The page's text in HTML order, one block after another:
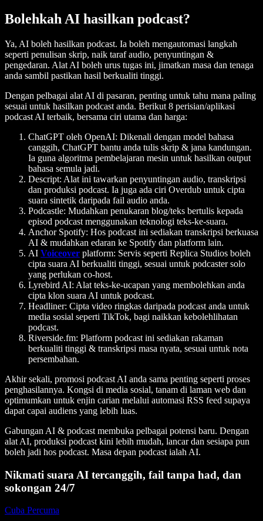
Bolehkah AI hasilkan podcast?
Ya, AI boleh hasilkan podcast. Ia boleh mengautomasi langkah
seperti penulisan skrip, naik taraf audio, penyuntingan &
pengedaran. Alat AI boleh urus tugas ini, jimatkan masa dan tenaga
anda sambil pastikan hasil berkualiti tinggi.
Dengan pelbagai alat AI di pasaran, penting untuk tahu mana paling
sesuai untuk hasilkan podcast anda. Berikut 8 perisian/aplikasi
podcast AI terbaik, bersama ciri utama dan harga:
ChatGPT oleh OpenAI: Dikenali dengan model bahasa
canggih, ChatGPT bantu anda tulis skrip & jana kandungan.
Ia guna algoritma pembelajaran mesin untuk hasilkan output
bahasa semula jadi.
Descript: Alat ini tawarkan penyuntingan audio, transkripsi
dan produksi podcast. Ia juga ada ciri Overdub untuk cipta
suara sintetik daripada fail audio anda.
Podcastle: Mudahkan penukaran blog/teks bertulis kepada
episod podcast menggunakan teknologi teks-ke-suara.
Anchor Spotify: Hos podcast ini sediakan transkripsi berkuasa
AI & mudahkan edaran ke Spotify dan platform lain.
AI Voiceover platform: Servis seperti Replica Studios boleh
cipta suara AI berkualiti tinggi, sesuai untuk podcaster solo
yang perlukan co-host.
Lyrebird AI: Alat teks-ke-ucapan yang membolehkan anda
cipta klon suara AI untuk podcast.
Headliner: Cipta video ringkas daripada podcast anda untuk
media sosial seperti TikTok, bagi naikkan kebolehlihatan
podcast.
Riverside.fm: Platform podcast ini sediakan rakaman
berkualiti tinggi & transkripsi masa nyata, sesuai untuk nota
persembahan.
Akhir sekali, promosi podcast AI anda sama penting seperti proses
penghasilannya. Kongsi di media sosial, tanam di laman web dan
optimumkan untuk enjin carian melalui automasi RSS feed supaya
dapat capai audiens yang lebih luas.
Gabungan AI & podcast membuka pelbagai potensi baru. Dengan
alat AI, produksi podcast kini lebih mudah, lancar dan sesiapa pun
boleh jadi hos podcast. Masa depan podcast ialah AI.
Nikmati suara AI tercanggih, fail tanpa had, dan
sokongan 24/7
Cuba Percuma